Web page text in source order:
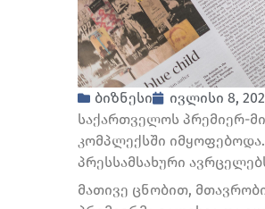
ბიზნესი
ივლისი 8,
საქართველოს პრემიერ-
კომპლექსში
პრესსამსახური
მათივე ცნობით,